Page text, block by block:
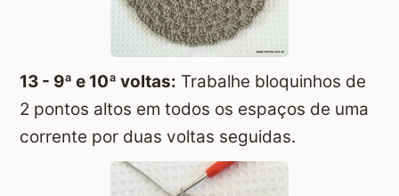
13 - 9ª e 10ª voltas: Trabalhe bloquinhos de
2 pontos altos em todos os espaços de uma
corrente por duas voltas seguidas.